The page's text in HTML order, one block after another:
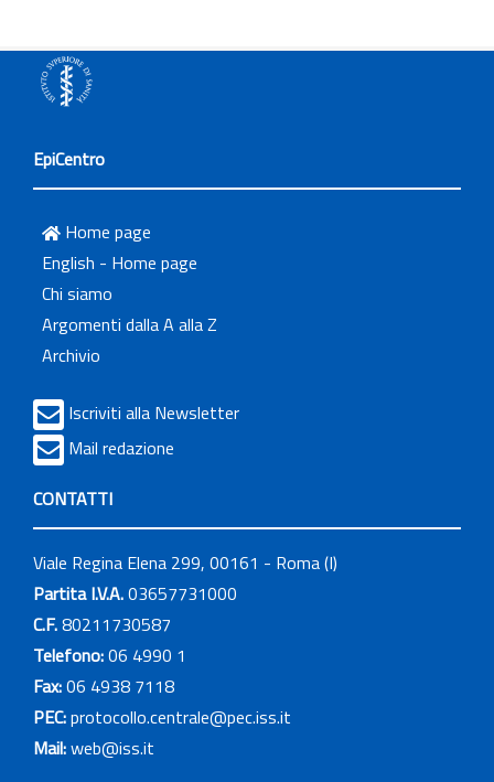
EpiCentro
Home page
English - Home page
Chi siamo
Argomenti dalla A alla Z
Archivio
Iscriviti alla Newsletter
Mail redazione
CONTATTI
Viale Regina Elena 299, 00161 - Roma (I)
Partita I.V.A.03657731000
C.F.80211730587
Telefono:06 4990 1
Fax:06 4938 7118
PEC:protocollo.centrale@pec.iss.it
Mail:web@iss.it